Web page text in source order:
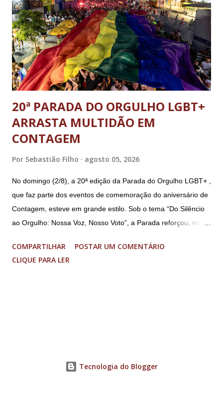
Sérgio Nogueira, ex-ministro da Defesa; e o general da
reserva Walter Braga Netto, ex-ministro da Casa Civil e da
Defesa. A acusação envolveu os crimes de tentativa de
abolição violenta do Estado Democrático de Direito, golpe de
E...
20ª PARADA DO ORGULHO LGBT+
ARRASTA MULTIDÃO EM
CONTAGEM
Por Sebastião Filho agosto 05, 2026
No domingo (2/8), a 20ª edição da Parada do Orgulho LGBT+ ,
que faz parte dos eventos de comemoração do aniversário de
Contagem, esteve em grande estilo. Sob o tema “Do Silêncio
ao Orgulho: Nossa Voz, Nosso Voto”, a Parada reforçou, mais
município. A concentração foi na Praça da Glória, que estava
preparada com um palco e contou com diversos shows,
por ser um movimento de resistência, de ocupação das ruas e
COMPARTILHAR
POSTAR UM COMENTÁRIO
CLIQUE PARA LER
Tecnologia do Blogger